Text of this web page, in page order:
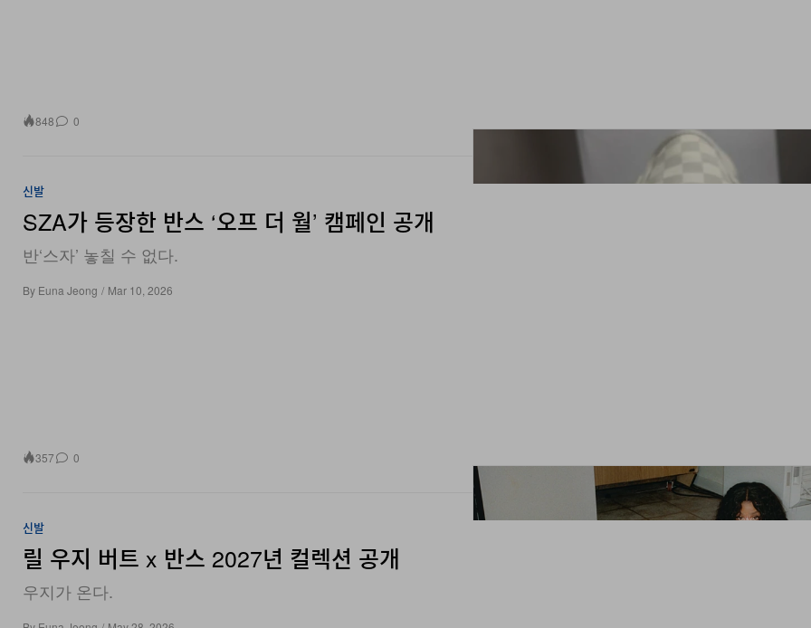
SZA가 등장한 반스 ‘오프 더 월’ 캠페인 공개
반‘스자’ 놓칠 수 없다.
By Euna Jeong / Mar 10, 2026
릴 우지 버트 x 반스 2027년 컬렉션 공개
우지가 온다.
ByEuna Jeong / May 28, 2026